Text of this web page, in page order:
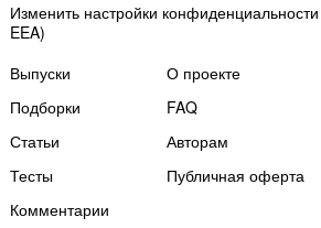
Изменить настройки конфиденциальности
EEA)
Выпуски
Подборки
Статьи
Тесты
Комментарии
О проекте
FAQ
Авторам
Публичная оферта